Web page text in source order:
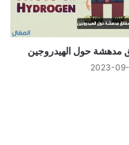
مدهشة حول الهيدروجين
2023-